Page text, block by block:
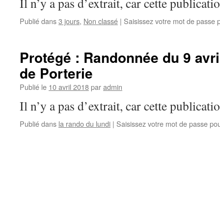
Publié dans3 jours, Non classé | Saisissez votre mot de passe
Protégé : Randonnée du 9
de Porterie
Publié le 10 avril 2018paradmin
Il n’y a pas d’extrait, car cette
Publié dans la rando du lundi | Saisissez votre mot de passe